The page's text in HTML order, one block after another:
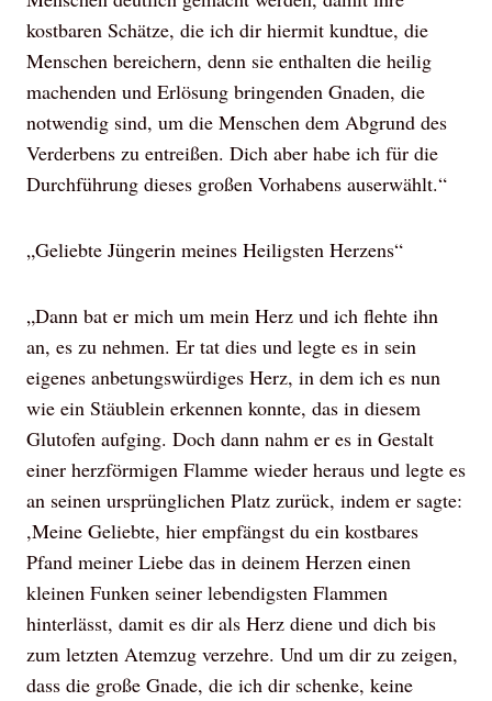
kostbaren Schätze, die ich dir hiermit kundtue, die
Menschen bereichern, denn sie enthalten die heilig
machenden und Erlösung bringenden Gnaden, die
notwendig sind, um die Menschen dem Abgrund des
Verderbens zu entreißen. Dich aber habe ich für die
Durchführung dieses großen Vorhabens auserwählt.“
„Geliebte Jüngerin meines Heiligsten Herzens“
„Dann bat er mich um mein Herz und ich flehte ihn
an, es zu nehmen. Er tat dies und legte es in sein
eigenes anbetungswürdiges Herz, in dem ich es nun
wie ein Stäublein erkennen konnte, das in diesem
Glutofen aufging. Doch dann nahm er es in Gestalt
einer herzförmigen Flamme wieder heraus und legte es
an seinen ursprünglichen Platz zurück, indem er sagte:
,Meine Geliebte, hier empfängst du ein kostbares
Pfand meiner Liebe das in deinem Herzen einen
kleinen Funken seiner lebendigsten Flammen
hinterlässt, damit es dir als Herz diene und dich bis
zum letzten Atemzug verzehre. Und um dir zu zeigen,
dass die große Gnade, die ich dir schenke, keine